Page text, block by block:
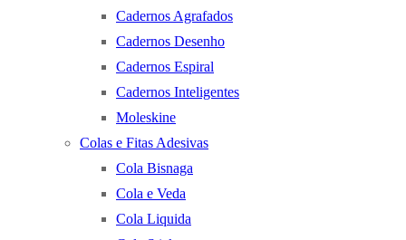
Cadernos Agrafados
Cadernos Desenho
Cadernos Espiral
Cadernos Inteligentes
Moleskine
Colas e Fitas Adesivas
Cola Bisnaga
Cola e Veda
Cola Liquida